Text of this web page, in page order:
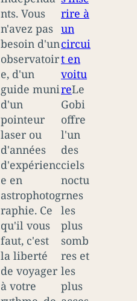
nts. Vous
n'avez pas
besoin d'un
observatoir
e, d'un
guide muni
d'un
pointeur
laser ou
d'années
d'expérienc
e en
astrophotog
raphie. Ce
qu'il vous
faut, c'est
la liberté
de voyager
à votre
rire à
un
circui
t en
voitu
reLe
Gobi
offre
l'un
des
ciels
noctu
rnes
les
plus
somb
res et
les
plus